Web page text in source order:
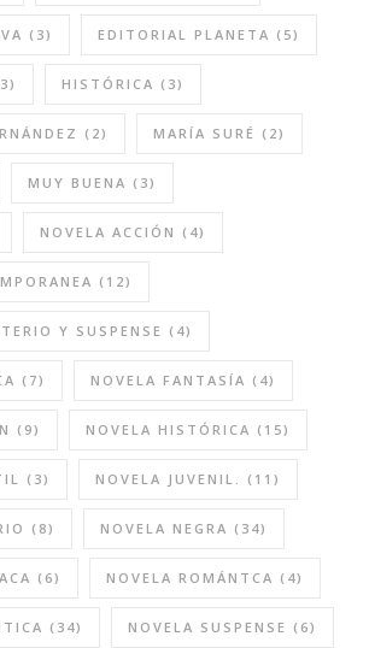
(3) EDITORIAL PLANETA (5)
HISTÓRICA (3)
(2) MARÍA SURÉ (2)
MUY BUENA (3)
NOVELA ACCIÓN (4)
(12)
Y SUSPENSE (4)
(7) NOVELA FANTASÍA (4)
(9) NOVELA HISTÓRICA (15)
(3) NOVELA JUVENIL. (11)
(8) NOVELA NEGRA (34)
(6) NOVELA ROMÁNTCA (4)
(34) NOVELA SUSPENSE (6)